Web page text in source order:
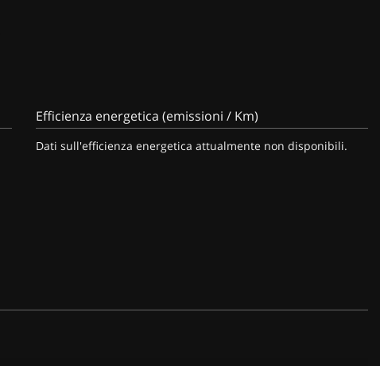
Efficienza energetica (emissioni / Km)
Dati sull'efficienza energetica attualmente non disponibili.